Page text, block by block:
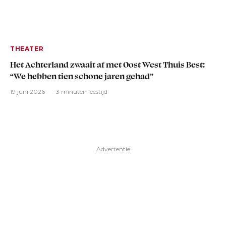
THEATER
Het Achterland zwaait af met Oost West Thuis Best:
“We hebben tien schone jaren gehad”
19 juni 2026 3 minuten leestijd
Advertentie